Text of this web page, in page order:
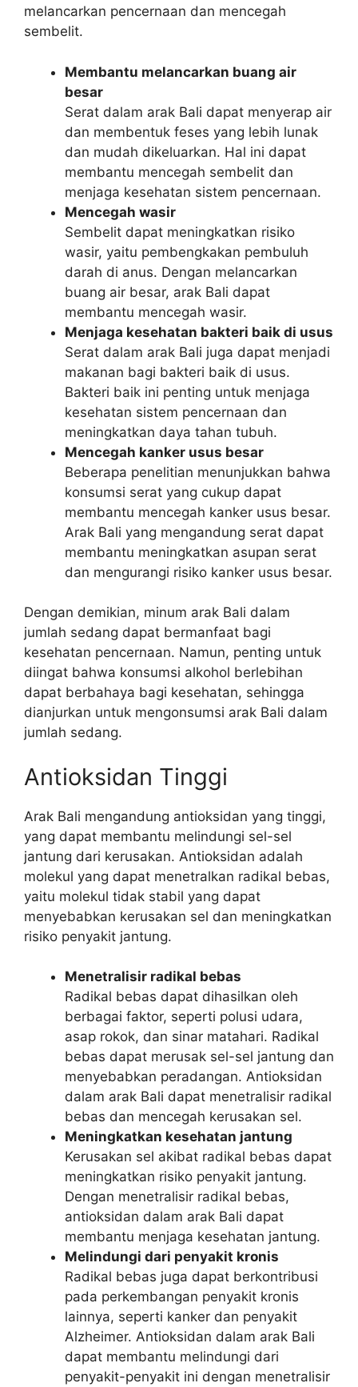
melancarkan pencernaan dan mencegah
sembelit.
Membantu melancarkan buang air
besar
Serat dalam arak Bali dapat menyerap air
dan membentuk feses yang lebih lunak
dan mudah dikeluarkan. Hal ini dapat
membantu mencegah sembelit dan
menjaga kesehatan sistem pencernaan.
Mencegah wasir
Sembelit dapat meningkatkan risiko
wasir, yaitu pembengkakan pembuluh
darah di anus. Dengan melancarkan
buang air besar, arak Bali dapat
membantu mencegah wasir.
Menjaga kesehatan bakteri baik di usus
Serat dalam arak Bali juga dapat menjadi
makanan bagi bakteri baik di usus.
Bakteri baik ini penting untuk menjaga
kesehatan sistem pencernaan dan
meningkatkan daya tahan tubuh.
Mencegah kanker usus besar
Beberapa penelitian menunjukkan bahwa
konsumsi serat yang cukup dapat
membantu mencegah kanker usus besar.
Arak Bali yang mengandung serat dapat
membantu meningkatkan asupan serat
dan mengurangi risiko kanker usus besar.
Dengan demikian, minum arak Bali dalam
jumlah sedang dapat bermanfaat bagi
kesehatan pencernaan. Namun, penting untuk
diingat bahwa konsumsi alkohol berlebihan
dapat berbahaya bagi kesehatan, sehingga
dianjurkan untuk mengonsumsi arak Bali dalam
jumlah sedang.
Antioksidan Tinggi
Arak Bali mengandung antioksidan yang tinggi,
yang dapat membantu melindungi sel-sel
jantung dari kerusakan. Antioksidan adalah
molekul yang dapat menetralkan radikal bebas,
yaitu molekul tidak stabil yang dapat
menyebabkan kerusakan sel dan meningkatkan
risiko penyakit jantung.
Menetralisir radikal bebas
Radikal bebas dapat dihasilkan oleh
berbagai faktor, seperti polusi udara,
asap rokok, dan sinar matahari. Radikal
bebas dapat merusak sel-sel jantung dan
menyebabkan peradangan. Antioksidan
dalam arak Bali dapat menetralisir radikal
bebas dan mencegah kerusakan sel.
Meningkatkan kesehatan jantung
Kerusakan sel akibat radikal bebas dapat
meningkatkan risiko penyakit jantung.
Dengan menetralisir radikal bebas,
antioksidan dalam arak Bali dapat
membantu menjaga kesehatan jantung.
Melindungi dari penyakit kronis
Radikal bebas juga dapat berkontribusi
pada perkembangan penyakit kronis
lainnya, seperti kanker dan penyakit
Alzheimer. Antioksidan dalam arak Bali
dapat membantu melindungi dari
penyakit-penyakit ini dengan menetralisir